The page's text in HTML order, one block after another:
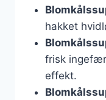
hakket
frisk
effekt.